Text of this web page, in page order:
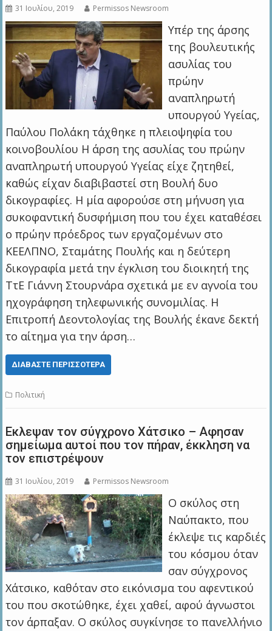
31 Ιουλίου, 2019 Permissos Newsroom
Υπέρ της άρσης
της βουλευτικής
ασυλίας του
πρώην
αναπληρωτή
υπουργού Υγείας,
Παύλου Πολάκη τάχθηκε η πλειοψηφία του
κοινοβουλίου Η άρση της ασυλίας του πρώην
αναπληρωτή υπουργού Υγείας είχε ζητηθεί,
καθώς είχαν διαβιβαστεί στη Βουλή δυο
δικογραφίες. Η μία αφορούσε στη μήνυση για
συκοφαντική δυσφήμιση που του έχει καταθέσει
ο πρώην πρόεδρος των εργαζομένων στο
ΚΕΕΛΠΝΟ, Σταμάτης Πουλής και η δεύτερη
δικογραφία μετά την έγκλιση του διοικητή της
ΤτΕ Γιάννη Στουρνάρα σχετικά με εν αγνοία του
ηχογράφηση τηλεφωνικής συνομιλίας. Η
Επιτροπή Δεοντολογίας της Βουλής έκανε δεκτή
το αίτημα για την άρση…
ΔΙΑΒΆΣΤΕ ΠΕΡΙΣΣΌΤΕΡΑ
Πολιτική
Εκλεψαν τον σύγχρονο Χάτσικο – Αφησαν
σημείωμα αυτοί που τον πήραν, έκκληση να
τον επιστρέψουν
31 Ιουλίου, 2019 Permissos Newsroom
Ο σκύλος στη
Ναύπακτο, που
έκλεψε τις καρδιές
του κόσμου όταν
σαν σύγχρονος
Χάτσικο, καθόταν στο εικόνισμα του αφεντικού
του που σκοτώθηκε, έχει χαθεί, αφού άγνωστοι
τον άρπαξαν. Ο σκύλος συγκίνησε το πανελλήνιο